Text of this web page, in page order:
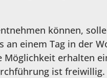
können,
an einem Tag in der
Möglichkeit erhalten
ist freiwillig.